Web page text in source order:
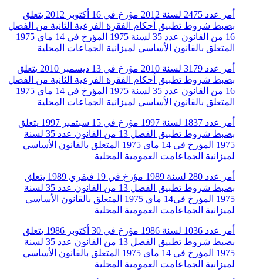
أمر عدد 2475 لسنة 2012 مؤرخ في 16 أكتوبر 2012 يتعلق
بضبط شروط تطبيق أحكام الفقرة الفرعية الثانية من الفصل
16 من القانون عدد 35 لسنة 1975 المؤرخ في 14 ماي 1975
المتعلق بالقانون الأساسي لميزانية الجماعات المحلية
أمر عدد 3179 لسنة 2010 مؤرخ في 13 ديسمبر 2010 يتعلق
بضبط شروط تطبيق أحكام الفقرة الفرعية الثانية من الفصل
16 من القانون عدد 35 لسنة 1975 المؤرخ في 14 ماي 1975
المتعلق بالقانون الأساسي لميزانية الجماعات المحلية
أمر عدد 1837 لسنة 1997 مؤرخ في 15 سبتمبر 1997 يتعلق
بضبط شروط تطبيق الفصل 13 من القانون عدد 35 لسنة
1975 المؤرخ في 14 ماي 1975 المتعلق بالقانون الأساسي
لميزانية الجماعامت العمومية المحلية
أمر عدد 280 لسنة 1989 مؤرخ في 19 فيفري 1989 يتعلق
بضبط شروط تطبيق الفصل 13 من القانون عدد 35 لسنة
1975 المؤرخ في14 ماي 1975 المتعلق بالقانون الأساسي
لميزانية الجماعامت العمومية المحلية
أمر عدد 1036 لسنة 1986 مؤرخ في 30 أكتوبر 1986 يتعلق
بضبط شروط تطبيق الفصل 13 من القانون عدد 35 لسنة
1975 المؤرخ في 14 ماي 1975 المتعلق بالقانون الأساسي
لميزانية الجماعامت العمومية المحلية